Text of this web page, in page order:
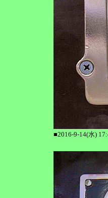
■2016-9-14(水)